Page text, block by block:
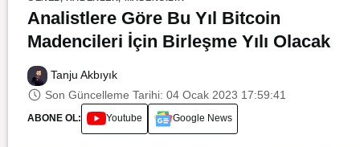
Analistlere Göre Bu Yıl Bitcoin
Madencileri İçin Birleşme Yılı Olacak
Tanju Akbıyık
Son Güncelleme Tarihi: 04 Ocak 2023 17:59:41
ABONE OL: Youtube Google News